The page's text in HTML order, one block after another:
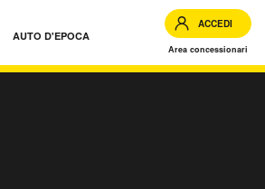
AUTO D'EPOCA
ACCEDI
Area concessionari